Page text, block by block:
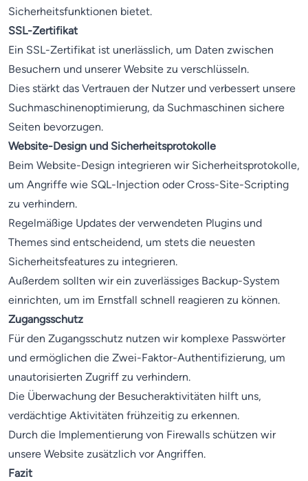
Sicherheitsfunktionen bietet.
SSL-Zertifikat
Ein SSL-Zertifikat ist unerlässlich, um Daten zwischen
Besuchern und unserer Website zu verschlüsseln.
Dies stärkt das Vertrauen der Nutzer und verbessert unsere
Suchmaschinenoptimierung, da Suchmaschinen sichere
Seiten bevorzugen.
Website-Design und Sicherheitsprotokolle
Beim Website-Design integrieren wir Sicherheitsprotokolle,
um Angriffe wie SQL-Injection oder Cross-Site-Scripting
zu verhindern.
Regelmäßige Updates der verwendeten Plugins und
Themes sind entscheidend, um stets die neuesten
Sicherheitsfeatures zu integrieren.
Außerdem sollten wir ein zuverlässiges Backup-System
einrichten, um im Ernstfall schnell reagieren zu können.
Zugangsschutz
Für den Zugangsschutz nutzen wir komplexe Passwörter
und ermöglichen die Zwei-Faktor-Authentifizierung, um
unautorisierten Zugriff zu verhindern.
Die Überwachung der Besucheraktivitäten hilft uns,
verdächtige Aktivitäten frühzeitig zu erkennen.
Durch die Implementierung von Firewalls schützen wir
unsere Website zusätzlich vor Angriffen.
Fazit